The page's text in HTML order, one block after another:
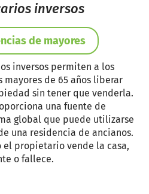
inversos
de mayores
inversos permiten a los
de 65 años liberar
sin tener que venderla.
una fuente de
global que puede utilizarse
una residencia de ancianos.
el propietario vende la casa,
o fallece.